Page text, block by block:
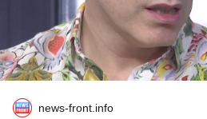
news-front.info